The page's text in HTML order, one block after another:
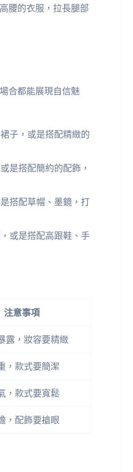
腰的衣服，拉長腿部
合都能展現自信魅
子，或是搭配精緻的
是搭配簡約的配飾，
搭配草帽、墨鏡，打
或是搭配高跟鞋、手
注意事項
露，妝容要精緻
，款式要簡潔
，款式要寬鬆
，配飾要搶眼